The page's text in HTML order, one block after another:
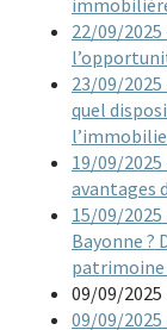
22/09/
23/09/
quel
19/09/
avantages
15/09/
Bayonne ?
patrimoine
09/09/2025
09/09/